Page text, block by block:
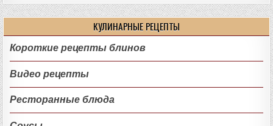
КУЛИНАРНЫЕ РЕЦЕПТЫ
Короткие рецепты блинов
Видео рецепты
Ресторанные блюда